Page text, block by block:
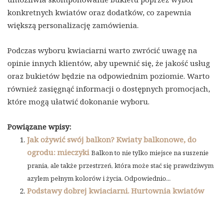
konkretnych kwiatów oraz dodatków, co zapewnia
większą personalizację zamówienia.
Podczas wyboru kwiaciarni warto zwrócić uwagę na
opinie innych klientów, aby upewnić się, że jakość usług
oraz bukietów będzie na odpowiednim poziomie. Warto
również zasięgnąć informacji o dostępnych promocjach,
które mogą ułatwić dokonanie wyboru.
Powiązane wpisy:
Jak ożywić swój balkon? Kwiaty balkonowe, do
ogrodu: mieczyki Balkon to nie tylko miejsce na suszenie
prania, ale także przestrzeń, która może stać się prawdziwym
azylem pełnym kolorów i życia. Odpowiednio...
Podstawy dobrej kwiaciarni. Hurtownia kwiatów